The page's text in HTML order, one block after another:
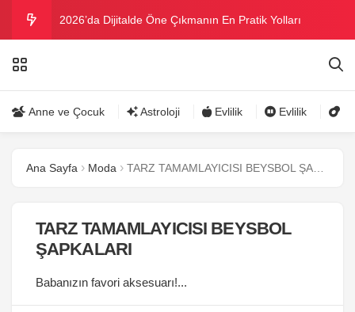
2026’da Dijitalde Öne Çıkmanın En Pratik Yolları
Danla Bilic ile Reynmen Miami’de tatilde
Anne ve Çocuk Astroloji Evlilik Evlilik
Ana Sayfa Moda
TARZ TAMAMLAYICISI BEYSBOL
ŞAPKALARI
Babanızın favori aksesuarı!...